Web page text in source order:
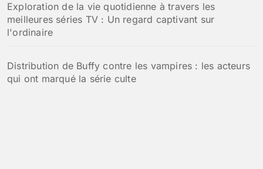
Exploration de la vie quotidienne à travers les
meilleures séries TV : Un regard captivant sur
l'ordinaire
Distribution de Buffy contre les vampires : les acteurs
qui ont marqué la série culte